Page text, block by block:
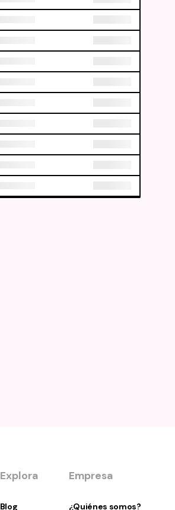
Explora
Blog
Empresa
¿Quiénes somos?